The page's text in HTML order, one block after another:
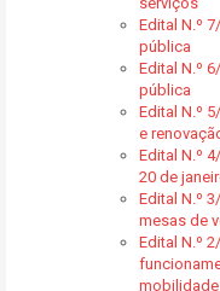
Edital N.º
pública
Edital N.º
pública
Edital N.º
e
Edital N.º
20 de
Edital N.º
mesas de
Edital N.º
mobilidade